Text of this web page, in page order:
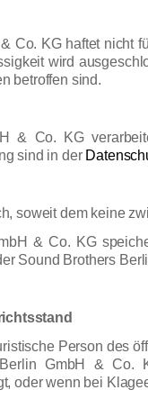
Co. KG haftet nicht
wird
betroffen sind.
& Co. KG
sind in der
soweit dem keine
& Co. KG
Sound Brothers
Person des
GmbH & Co.
oder wenn bei